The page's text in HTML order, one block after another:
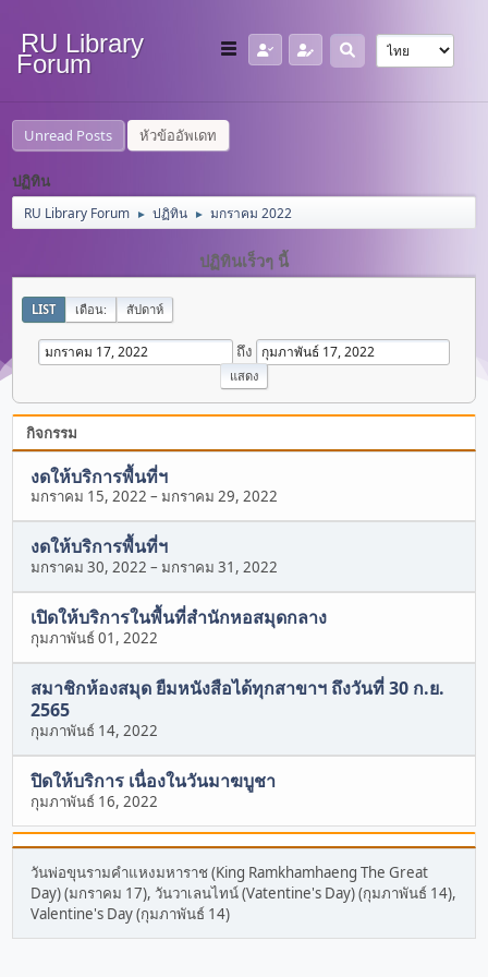
RU Library
Forum
Unread Posts หัวข้ออัพเดท
ปฏิทิน
RU Library Forum ► ปฏิทิน ► มกราคม 2022
ปฏิทินเร็วๆ นี้
LIST เดือน: สัปดาห์
ถึง
กิจกรรม
งดให้บริการพื้นที่ฯ
มกราคม 15, 2022 –มกราคม 29, 2022
งดให้บริการพื้นที่ฯ
มกราคม 30, 2022 –มกราคม 31, 2022
เปิดให้บริการในพื้นที่สำนักหอสมุดกลาง
กุมภาพันธ์ 01, 2022
สมาชิกห้องสมุด ยืมหนังสือได้ทุกสาขาฯ ถึงวันที่ 30 ก.ย.
2565
กุมภาพันธ์ 14, 2022
ปิดให้บริการ เนื่องในวันมาฆบูชา
กุมภาพันธ์ 16, 2022
วันพ่อขุนรามคำแหงมหาราช (King Ramkhamhaeng The Great
Day) (มกราคม 17), วันวาเลนไทน์ (Vatentine's Day) (กุมภาพันธ์ 14),
Valentine's Day (กุมภาพันธ์ 14)